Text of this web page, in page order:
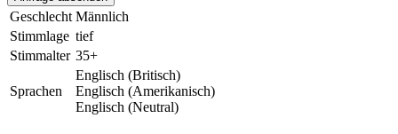
Geschlecht Männlich
Stimmlage tief
Stimmalter 35+
Sprachen
Englisch (Britisch)
Englisch (Amerikanisch)
Englisch (Neutral)